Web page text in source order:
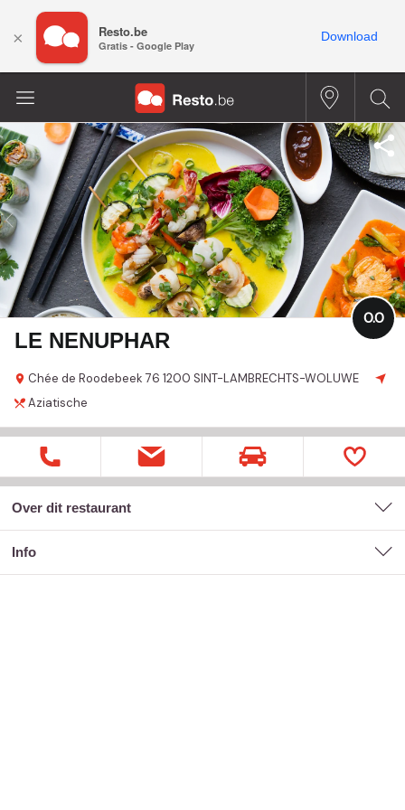
LE NENUPHAR
Chée de Roodebeek 76 1200 SINT-LAMBRECHTS-WOLUWE
0.0
Aziatische
Over dit restaurant
Info
× Resto.be
Gratis - Google Play
Download